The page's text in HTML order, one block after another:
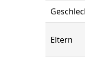
Eltern